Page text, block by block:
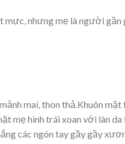
nhưng mẹ là người gần
mai, thon thả.Khuôn
mẹ hình trái xoan với làn
các ngón tay gầy gầy